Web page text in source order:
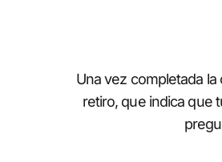
Una vez completada
retiro, que indica que